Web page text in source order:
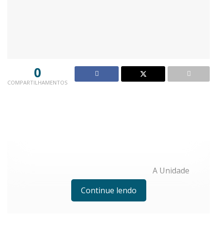
0
COMPARTILHAMENTOS
A Unidade
Continue lendo